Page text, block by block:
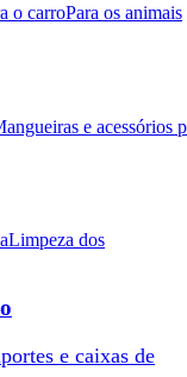
o carroPara os animais
e acessórios
Limpeza dos
e caixas de